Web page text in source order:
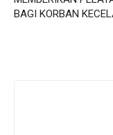
BAGI KORBAN